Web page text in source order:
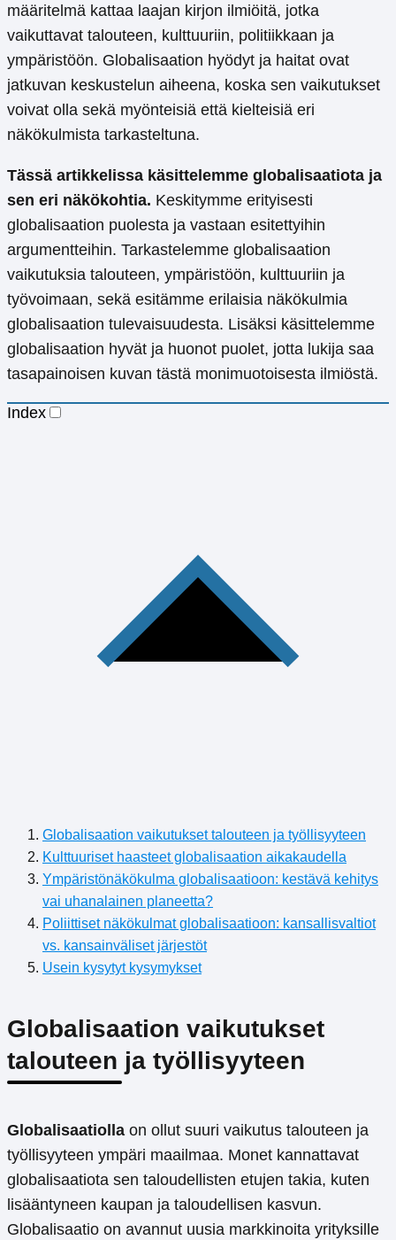
määritelmä kattaa laajan kirjon ilmiöitä, jotka
vaikuttavat talouteen, kulttuuriin, politiikkaan ja
ympäristöön. Globalisaation hyödyt ja haitat ovat
jatkuvan keskustelun aiheena, koska sen vaikutukset
voivat olla sekä myönteisiä että kielteisiä eri
näkökulmista tarkasteltuna.
Tässä artikkelissa käsittelemme globalisaatiota ja
sen eri näkökohtia. Keskitymme erityisesti
globalisaation puolesta ja vastaan esitettyihin
argumentteihin. Tarkastelemme globalisaation
vaikutuksia talouteen, ympäristöön, kulttuuriin ja
työvoimaan, sekä esitämme erilaisia näkökulmia
globalisaation tulevaisuudesta. Lisäksi käsittelemme
globalisaation hyvät ja huonot puolet, jotta lukija saa
tasapainoisen kuvan tästä monimuotoisesta ilmiöstä.
Index
Globalisaation vaikutukset talouteen ja työllisyyteen
Kulttuuriset haasteet globalisaation aikakaudella
Ympäristönäkökulma globalisaatioon: kestävä kehitys
vai uhanalainen planeetta?
Poliittiset näkökulmat globalisaatioon: kansallisvaltiot
vs. kansainväliset järjestöt
Usein kysytyt kysymykset
Globalisaation vaikutukset
talouteen ja työllisyyteen
Globalisaatiolla on ollut suuri vaikutus talouteen ja
työllisyyteen ympäri maailmaa. Monet kannattavat
globalisaatiota sen taloudellisten etujen takia, kuten
lisääntyneen kaupan ja taloudellisen kasvun.
Globalisaatio on avannut uusia markkinoita yrityksille